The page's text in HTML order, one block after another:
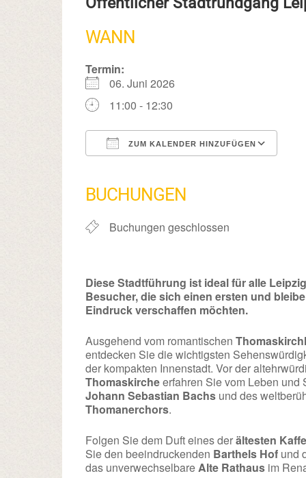
WANN
Termin:
06. Juni 2026
11:00 - 12:30
ZUM KALENDER HINZUFÜGEN
BUCHUNGEN
Buchungen geschlossen
Diese Stadtführung ist ideal für alle
Besucher, die sich einen ersten und
Eindruck verschaffen möchten.
Ausgehend vom romantischen
entdecken Sie die wichtigsten
der kompakten Innenstadt. Vor der
Thomaskircheerfahren Sie vom Leben und
Johann Sebastian Bachs und des
Thomanerchors.
Folgen Sie dem Duft eines derältesten
Sie den beeindruckenden Barthels Hof und
das unverwechselbareAlte Rathaus im